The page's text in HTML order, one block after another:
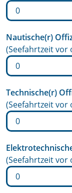
Nautische(r)
(Seefahrtzeit vor
Technische(r)
(Seefahrtzeit vor
(Seefahrtzeit vor